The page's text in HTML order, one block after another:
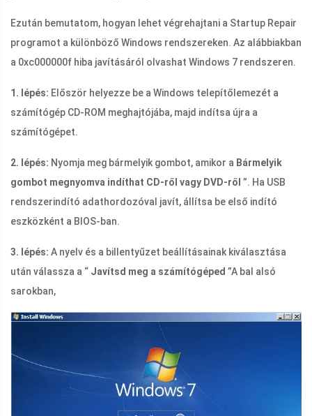
Ezután bemutatom, hogyan lehet végrehajtani a Startup Repair
programot a különböző Windows rendszereken. Az alábbiakban
a 0xc000000f hiba javításáról olvashat Windows 7 rendszeren.
1. lépés: Először helyezze be a Windows telepítőlemezét a
számítógép CD-ROM meghajtójába, majd indítsa újra a
számítógépet.
2. lépés: Nyomja meg bármelyik gombot, amikor a Bármelyik
gombot megnyomva indíthat CD-ről vagy DVD-ről ”. Ha USB
rendszerindító adathordozóval javít, állítsa be első indító
eszközként a BIOS-ban.
3. lépés: A nyelv és a billentyűzet beállításainak kiválasztása
után válassza a “ Javítsd meg a számítógéped ”A bal alsó
sarokban,